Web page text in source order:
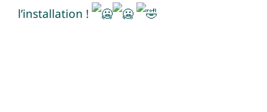
l’installation !